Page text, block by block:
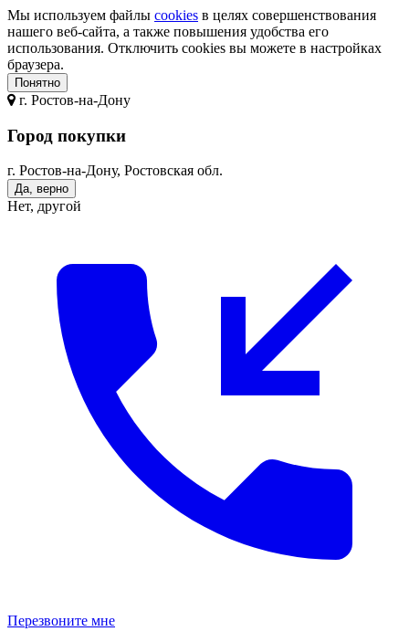
Мы используем файлы cookies в целях совершенствования
нашего веб-сайта, а также повышения удобства его
использования. Отключить cookies вы можете в настройках
браузера.
Понятно
г. Ростов-на-Дону
Город покупки
г. Ростов-на-Дону, Ростовская обл.
Да, верно
Нет, другой
Перезвоните мне